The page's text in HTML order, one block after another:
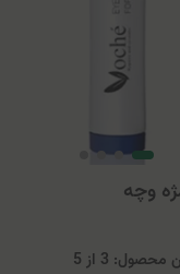
وچه
محصول: 3 از 5